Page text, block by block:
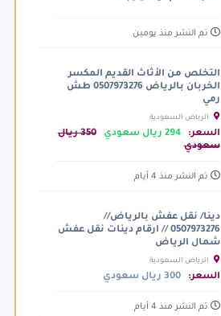
تم النشر منذ يومين
التخلص من الأثاث القديم المكسر
الخربان بالرياض 0507973276 طش
رمي
السعر: 294 ريال سعودي
350 ريال
سعودي
تم النشر منذ 4 أيام
دينا/ نقل عفش بالرياض//
0507973276 // ارقام دينات نقل عفش
شمال الرياض
السعر: 300 ريال سعودي
تم النشر منذ 4 أيام